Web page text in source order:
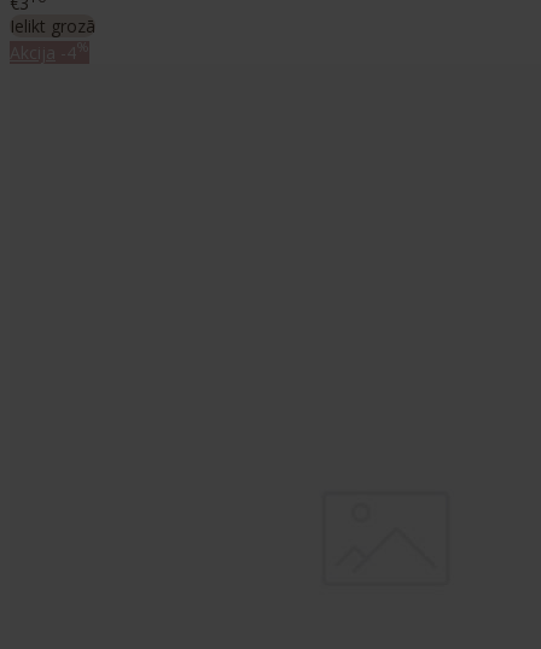
Ielikt grozā